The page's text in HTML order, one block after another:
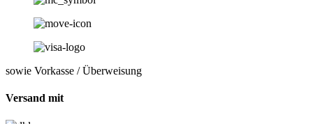
sowie Vorkasse / Überweisung
Versand mit